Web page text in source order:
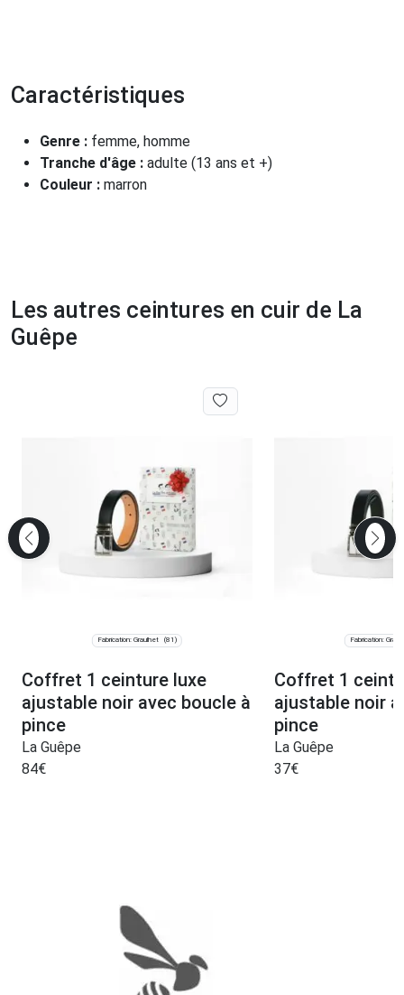
Caractéristiques
Genre : femme, homme
Tranche d'âge : adulte (13 ans et +)
Couleur : marron
Les autres ceintures en cuir de La
Guêpe
Fabrication: Graulhet (81)
Coffret 1 ceinture luxe
ajustable noir avec boucle à
pince
La Guêpe
84€
Fabrication:
Coffret 1
ajustable noir
pince
La Guêpe
37€